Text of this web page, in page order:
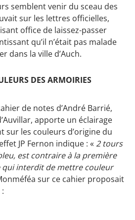
semblent venir du sceau des
sur les lettres officielles,
office de laissez-passer
qu’il n’était pas malade
dans la ville d’Auch.
DES ARMOIRIES
de notes d’André Barrié,
apporte un éclairage
sur les couleurs d’origine du
JP Fernon indique : « 2 tours
est contraire à la première
qui interdit de mettre couleur
sur ce cahier proposait